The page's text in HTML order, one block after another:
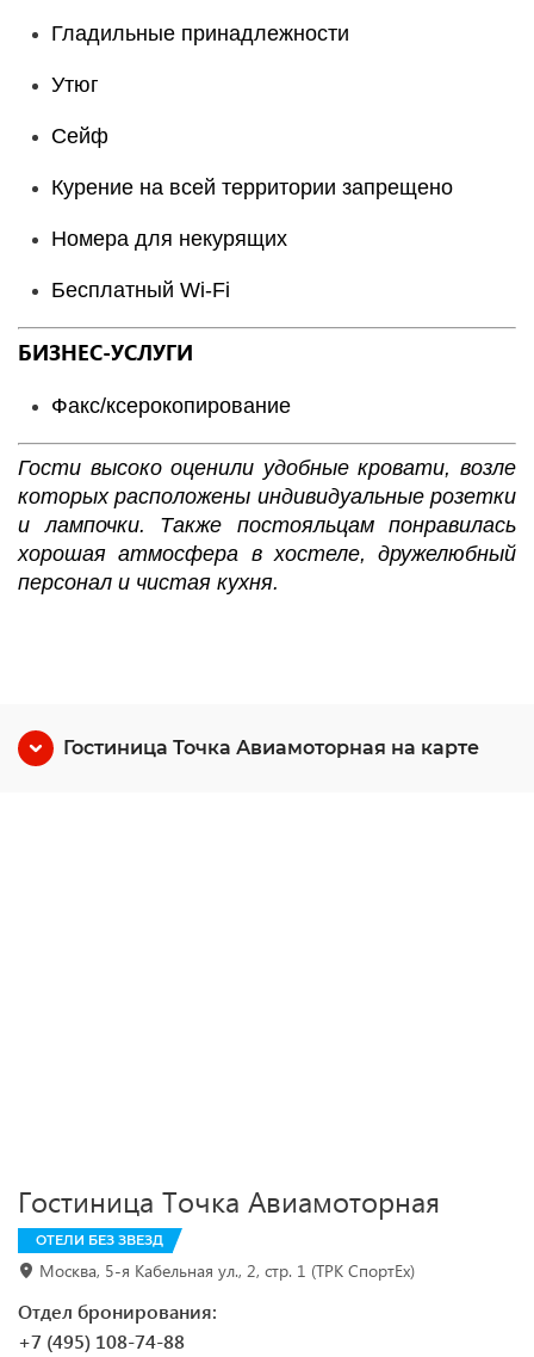
Гладильные принадлежности
Утюг
Сейф
Курение на всей территории запрещено
Номера для некурящих
Бесплатный Wi-Fі
БИЗНЕС-УСЛУГИ
Факс/ксерокопирование
Гости высоко оценили удобные кровати, возле
которых расположены индивидуальные розетки
и лампочки. Также постояльцам понравилась
хорошая атмосфера в хостеле, дружелюбный
персонал и чистая кухня.
Гостиница Точка Авиамоторная на карте
Гостиница Точка Авиамоторная
ОТЕЛИ БЕЗ ЗВЕЗД
Москва, 5-я Кабельная ул., 2, стр. 1 (ТРК СпортEx)
Отдел бронирования:
+7 (495) 108-74-88